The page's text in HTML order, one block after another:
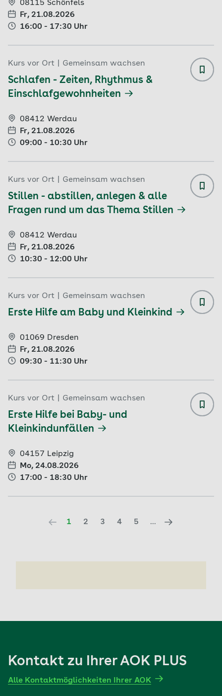
08115 Schönfels
Fr, 21.08.2026
16:00 - 17:30 Uhr
Kurs vor Ort Gemeinsam wachsen
Schlafen - Zeiten, Rhythmus &
Einschlafgewohnheiten
08412 Werdau
Fr, 21.08.2026
09:00 - 10:30 Uhr
Kurs vor Ort Gemeinsam wachsen
Stillen - abstillen, anlegen & alle
Fragen rund um das Thema Stillen
08412 Werdau
Fr, 21.08.2026
10:30 - 12:00 Uhr
Kurs vor Ort Gemeinsam wachsen
Erste Hilfe am Baby und Kleinkind
01069 Dresden
Fr, 21.08.2026
09:30 - 11:30 Uhr
Kurs vor Ort Gemeinsam wachsen
Erste Hilfe bei Baby- und
Kleinkindunfällen
04157 Leipzig
Mo, 24.08.2026
17:00 - 18:30 Uhr
1 2 3 4 5 ...
Kontakt zu Ihrer AOK PLUS
Alle Kontaktmöglichkeiten Ihrer AOK